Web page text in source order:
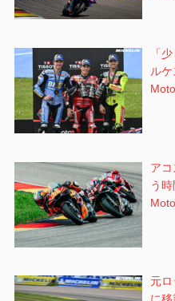
「
ル
ア
う
元